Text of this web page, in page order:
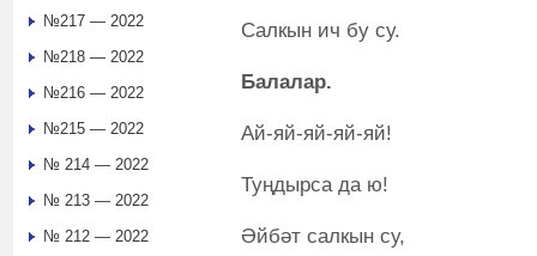
Салкын ич бу су.
Балалар.
Ай-яй-яй-яй-яй!
Туңдырса да ю!
Әйбәт салкын су,
№217 — 2022
№218 — 2022
№216 — 2022
№215 — 2022
№ 214 — 2022
№ 213 — 2022
№ 212 — 2022